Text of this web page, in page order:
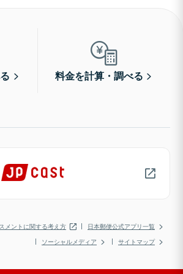
料金を計算・調べる
メントに関する考え方
日本郵便公式アプリ一覧
ソーシャルメディア
サイトマップ